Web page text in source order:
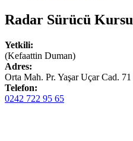
Radar Sürücü Kursu
Yetkili:
(Kefaattin Duman)
Adres:
Orta Mah. Pr. Yaşar Uçar Cad. 71
Telefon:
0242 722 95 65